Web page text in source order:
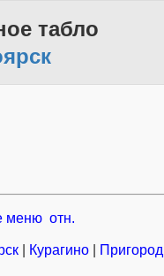
табло
меню отн.
Курагино